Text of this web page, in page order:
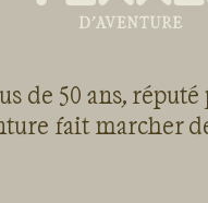
de 50 ans,
fait marcher